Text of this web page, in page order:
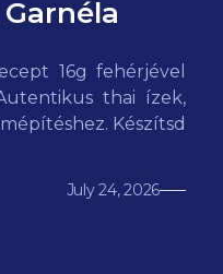
16g fehérjével
thai ízek,
Készítsd
July 24, 2026